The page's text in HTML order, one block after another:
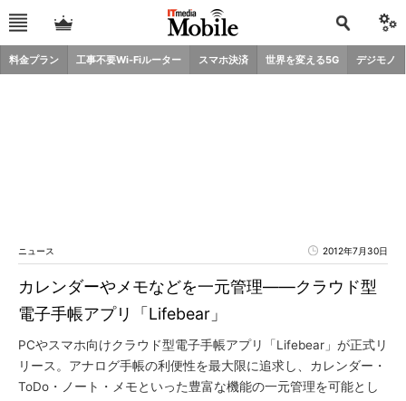
料金プラン 工事不要Wi-Fiルーター スマホ決済 世界を変える5G デジモノ
ニュース 2012年7月30日
カレンダーやメモなどを一元管理――クラウド型
電子手帳アプリ「Lifebear」
PCやスマホ向けクラウド型電子手帳アプリ「Lifebear」が正式リ
リース。アナログ手帳の利便性を最大限に追求し、カレンダー・
ToDo・ノート・メモといった豊富な機能の一元管理を可能とし